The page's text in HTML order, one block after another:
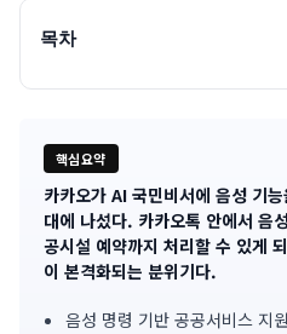
목차
핵심요약
기
사
카카오가 AI 국민비서에 음성 기
대에 나섰다. 카카오톡 안에서 음
공시설 예약까지 처리할 수 있게
이 본격화되는 분위기다.
음성 명령 기반 공공서비스 지